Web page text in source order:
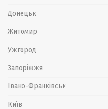
Донецьк
Житомир
Ужгород
Запоріжжя
Івано-Франківськ
Київ